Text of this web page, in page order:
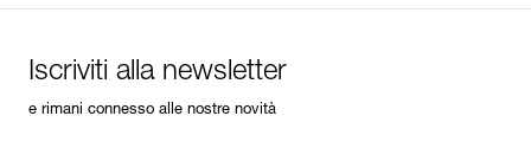
Iscriviti alla newsletter
e rimani connesso alle nostre novità